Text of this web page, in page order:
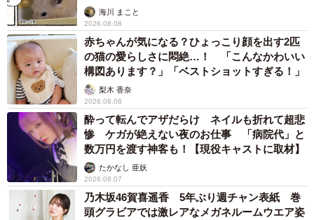
海川 まこと
2026.08.08
赤ちゃんが気になる？ひょっこり顔を出す2匹
の猫の愛らしさに悶絶…！ 「こんなかわいい
構図あります？」「ベストショットすぎる！」
梨木 香奈
2026.08.08
酔って転んでアザだらけ ネイルも折れて超悲
惨 ケガが絶えない夜のお仕事 「病院代」と
数万円を渡す神客も！【現役キャストに取材】
たかなし 亜妖
2026.08.07
乃木坂46賀喜遥香 5年ぶり週チャン表紙 巻
頭グラビアでは激レアなメガネルームウエア姿